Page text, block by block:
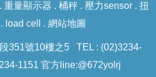
. 重量顯示器 . 桶秤 . 壓力sensor . 扭
. load cell . 網站地圖
351號10樓之5 TEL : (02)3234-
1151 官方line:@672yolrj